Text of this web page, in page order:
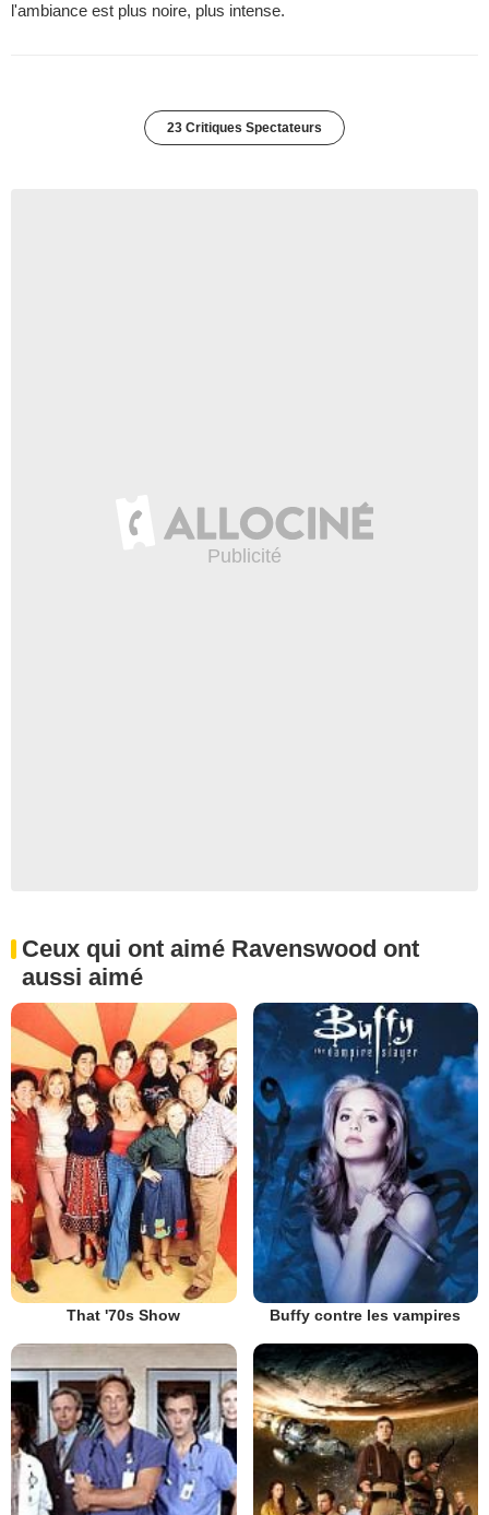
l'ambiance est plus noire, plus intense.
23 Critiques Spectateurs
Ceux qui ont aimé Ravenswood ont
aussi aimé
That '70s Show Buffy contre les vampires